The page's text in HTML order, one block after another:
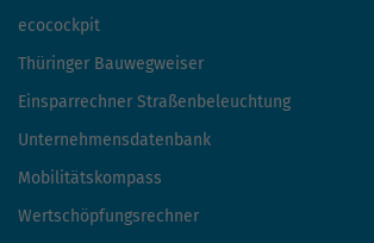
ecocockpit
Thüringer Bauwegweiser
Einsparrechner Straßenbeleuchtung
Unternehmensdatenbank
Mobilitätskompass
Wertschöpfungsrechner